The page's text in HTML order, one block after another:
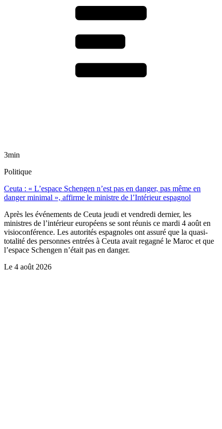
3min
Politique
Ceuta : « L’espace Schengen n’est pas en danger, pas même en
danger minimal », affirme le ministre de l’Intérieur espagnol
Après les événements de Ceuta jeudi et vendredi dernier, les
ministres de l’intérieur européens se sont réunis ce mardi 4 août en
visioconférence. Les autorités espagnoles ont assuré que la quasi-
totalité des personnes entrées à Ceuta avait regagné le Maroc et que
l’espace Schengen n’était pas en danger.
Le 4 août 2026